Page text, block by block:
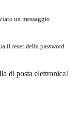
un messaggio
il reset della password
di posta elettronica!